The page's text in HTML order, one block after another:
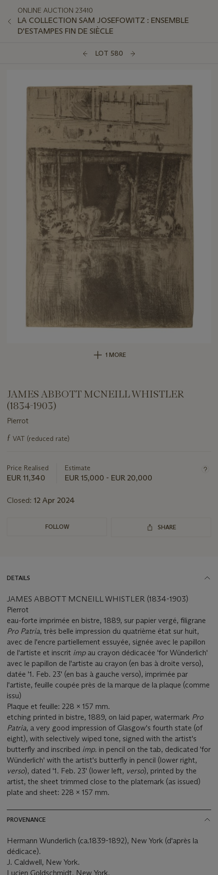
ONLINE AUCTION 23410
LA COLLECTION SAM JOSEFOWITZ : ENSEMBLE
D'ESTAMPES FIN DE SIÈCLE
LOT 580
1 MORE
JAMES ABBOTT MCNEILL WHISTLER
(1834-1903)
Pierrot
Important
lot
ƒ VAT (reduced rate)
Price Realised
EUR 11,340
Estimate
EUR 15,000 - EUR 20,000
Closed: 12 Apr 2024
FOLLOW SHARE
DETAILS
JAMES ABBOTT MCNEILL WHISTLER (1834-1903)
Pierrot
eau-forte imprimée en bistre, 1889, sur papier vergé, filigrane
Pro Patria, très belle impression du quatrième état sur huit,
avec de l'encre partiellement essuyée, signée avec le papillon
de l'artiste et inscrit imp au crayon dédicacée 'for Wünderlich'
avec le papillon de l'artiste au crayon (en bas à droite verso),
datée '1. Feb. 23' (en bas à gauche verso), imprimée par
l'artiste, feuille coupée près de la marque de la plaque (comme
issu)
Plaque et feuille: 228 x 157 mm.
etching printed in bistre, 1889, on laid paper, watermark Pro
Patria, a very good impression of Glasgow's fourth state (of
eight), with selectively wiped tone, signed with the artist's
butterfly and inscribed imp. in pencil on the tab, dedicated 'for
Wünderlich' with the artist's butterfly in pencil (lower right,
verso), dated '1. Feb. 23' (lower left, verso), printed by the
artist, the sheet trimmed close to the platemark (as issued)
plate and sheet: 228 x 157 mm.
PROVENANCE
Hermann Wunderlich (ca.1839-1892), New York (d'après la
dédicace).
J. Caldwell, New York.
Lucien Goldschmidt, New York.